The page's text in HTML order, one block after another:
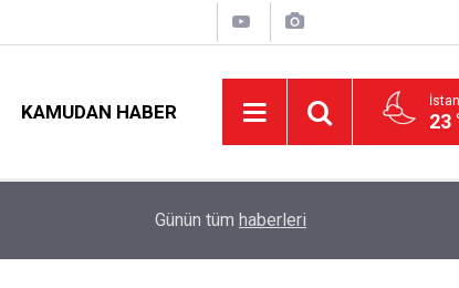
KAMUDAN HABER 23
Tavan Yaptı!
Günün tüm haberleri